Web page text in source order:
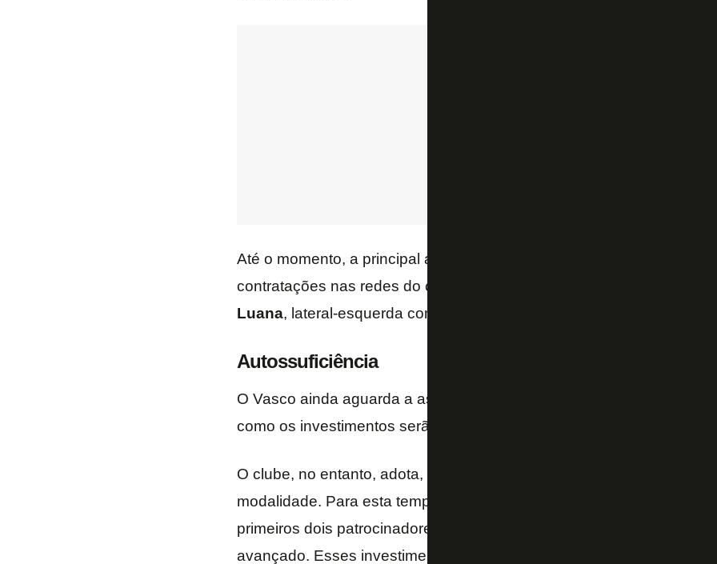
Até o momento, a principal ação adotada foi a divulgação de
contratações nas redes do clube, como
Luana, lateral-esquerda com passagem no Vasco, e
Autossuficiência
O Vasco ainda aguarda a assinatura com a
como os investimentos serão feitos no feminino.
O clube, no entanto, adota, atualmente adota modelo de
modalidade. Para esta temporada, ainda com gestão própria, o
primeiros dois patrocinadores exclusivos e negocia com mais
avançado. Esses investimentos vão permitir um aumento de